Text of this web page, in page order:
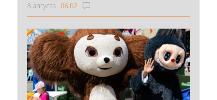
8 августа 06:02